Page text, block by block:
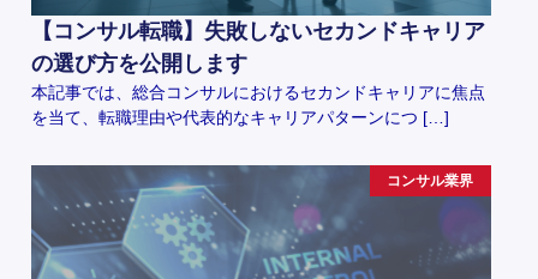
【コンサル転職】失敗しないセカンドキャリア
の選び方を公開します
本記事では、総合コンサルにおけるセカンドキャリアに焦点
を当て、転職理由や代表的なキャリアパターンにつ […]
コンサル業界